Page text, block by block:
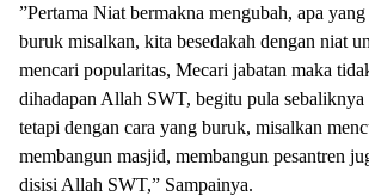
‎”Pertama Niat bermakna mengubah, apa
buruk misalkan, kita besedakah dengan niat
mencari popularitas, Mecari jabatan maka
dihadapan Allah SWT, begitu pula
tetapi dengan cara yang buruk, misalkan
membangun masjid, membangun pesantren
disisi Allah SWT,” Sampainya.